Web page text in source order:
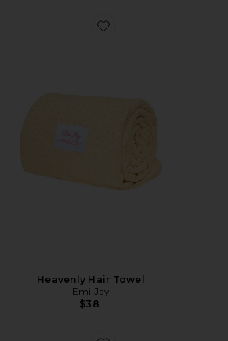
Favorite Heavenly Hair Towel
Heavenly Hair Towel
Emi Jay
$38